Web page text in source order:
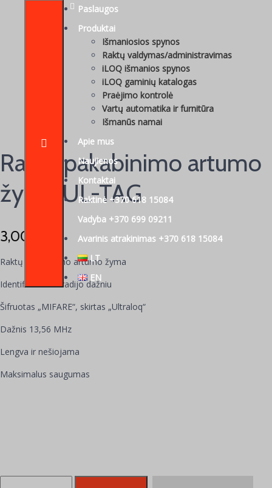
Paslaugos
Produktai
Išmaniosios spynos
Raktų valdymas/administravimas
iLOQ išmanios spynos
iLOQ gaminių katalogas
Praėjimo kontrolė
Vartų automatika ir furnitūra
Išmanūs namai
Apie mus
Naujienos
Kontaktai
Raktinė +370 618 15084
Vadyba +370 699 09211
Avarinis atrakinimas +370 618 15084
LT
EN
Kortelės
Raktų pakabinimo artumo
žyma UL-TAG
3,00
Raktų pakabinimo artumo žyma
Identifikavimas radijo dažniu
Šifruotas „MIFARE“, skirtas „Ultraloq“
Dažnis 13,56 MHz
Lengva ir nešiojama
Maksimalus saugumas